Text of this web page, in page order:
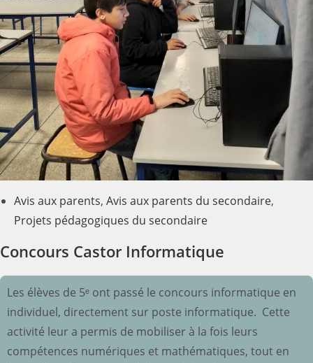
Avis aux parents, Avis aux parents du secondaire,
Projets pédagogiques du secondaire
Concours Castor Informatique
Les élèves de 5ᵉ ont passé le concours informatique en
individuel, directement sur poste informatique. Cette
activité leur a permis de mobiliser à la fois leurs
compétences numériques et mathématiques, tout en